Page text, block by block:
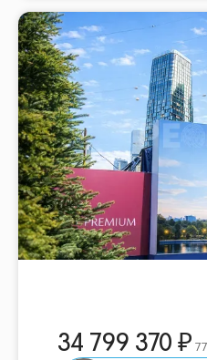
34 799 370